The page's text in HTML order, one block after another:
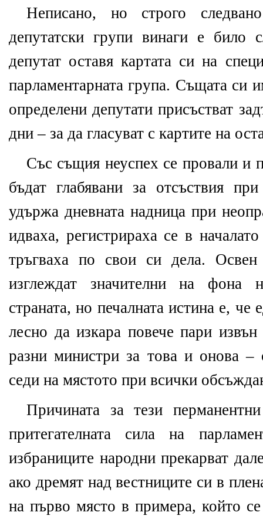
Неписано, но строго
депутатски групи винаги е било
депутат оставя картата си на
парламентарната група. Същата си
определени депутати присъстват
дни – за да гласуват с картите на
Със същия неуспех се провали и
бъдат глабявани за отсъствия
удържа дневната надница при
идваха, регистрираха се в
тръгваха по свои си дела.
изглеждат значителни на фона
страната, но печалната истина е,
лесно да изкара повече пари
разни министри за това и онова –
седи на мястото при всички
Причината за тези
притегателната сила на
избраниците народни прекарват
ако дремят над вестниците си в
на първо място в примера, който